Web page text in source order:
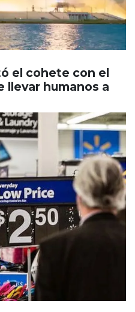
el cohete con el
llevar humanos a